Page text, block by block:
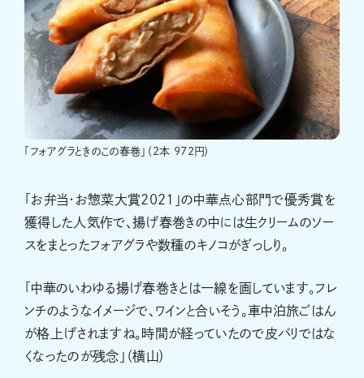
「フォアグラときのこの春巻」（2本 972円）
「お弁当・お惣菜大賞2021」の中華点心部門で優秀賞を
獲得した人気作で、揚げ春巻きの中には生クリームのソー
スをまとったフォアグラや数種のキノコがぎっしり。
「中華のいわゆる揚げ春巻きとは一線を画しています。フレ
ンチのようなイメージで、ワインと合いそう。車中泊旅ごはん
が格上げされますね。時間が経っていたので皮パリではな
くなったのが残念」（横山）